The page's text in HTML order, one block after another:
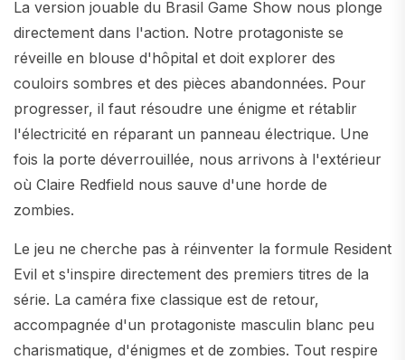
La version jouable du Brasil Game Show nous plonge
directement dans l'action. Notre protagoniste se
réveille en blouse d'hôpital et doit explorer des
couloirs sombres et des pièces abandonnées. Pour
progresser, il faut résoudre une énigme et rétablir
l'électricité en réparant un panneau électrique. Une
fois la porte déverrouillée, nous arrivons à l'extérieur
où Claire Redfield nous sauve d'une horde de
zombies.
Le jeu ne cherche pas à réinventer la formule Resident
Evil et s'inspire directement des premiers titres de la
série. La caméra fixe classique est de retour,
accompagnée d'un protagoniste masculin blanc peu
charismatique, d'énigmes et de zombies. Tout respire